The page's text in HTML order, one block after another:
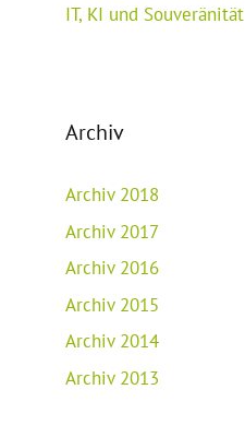
IT, KI und Souveränität
Archiv
Archiv 2018
Archiv 2017
Archiv 2016
Archiv 2015
Archiv 2014
Archiv 2013